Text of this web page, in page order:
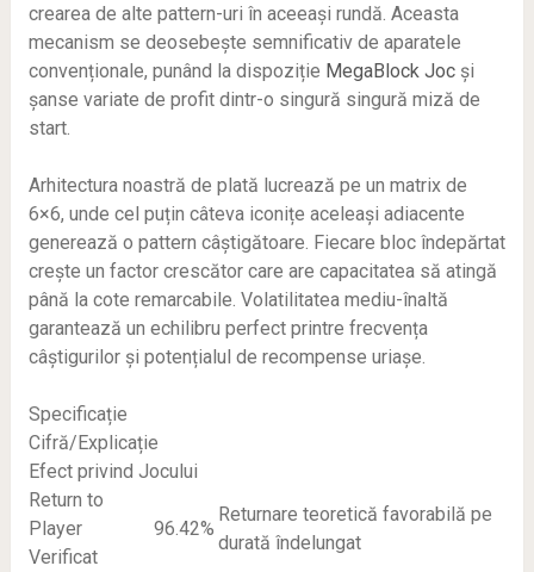
crearea de alte pattern-uri în aceeași rundă. Aceasta
mecanism se deosebește semnificativ de aparatele
convenționale, punând la dispoziție MegaBlock Jocși
șanse variate de profit dintr-o singură singură miză de
start.
Arhitectura noastră de plată lucrează pe un matrix de
6×6, unde cel puțin câteva iconițe aceleași adiacente
generează o pattern câștigătoare. Fiecare bloc îndepărtat
crește un factor crescător care are capacitatea să atingă
până la cote remarcabile. Volatilitatea mediu-înaltă
garantează un echilibru perfect printre frecvența
câștigurilor și potențialul de recompense uriașe.
Specificație
Cifră/Explicație
Efect privind Jocului
Return to
Player
Verificat
96.42%
Returnare teoretică favorabilă pe
durată îndelungat